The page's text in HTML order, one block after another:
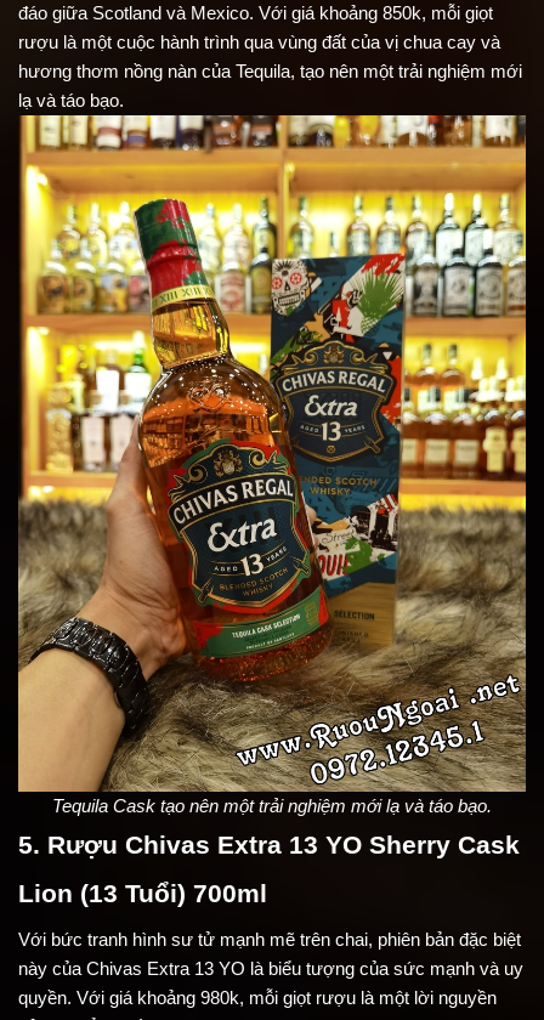
đáo giữa Scotland và Mexico. Với giá khoảng 850k, mỗi giọt
rượu là một cuộc hành trình qua vùng đất của vị chua cay và
hương thơm nồng nàn của Tequila, tạo nên một trải nghiệm mới
lạ và táo bạo.
Tequila Cask tạo nên một trải nghiệm mới lạ và táo bạo.
5. Rượu Chivas Extra 13 YO Sherry Cask
Lion (13 Tuổi) 700ml
Với bức tranh hình sư tử mạnh mẽ trên chai, phiên bản đặc biệt
này của Chivas Extra 13 YO là biểu tượng của sức mạnh và uy
quyền. Với giá khoảng 980k, mỗi giọt rượu là một lời nguyền